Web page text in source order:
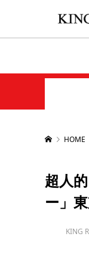
HOME
超人
ー」
KING